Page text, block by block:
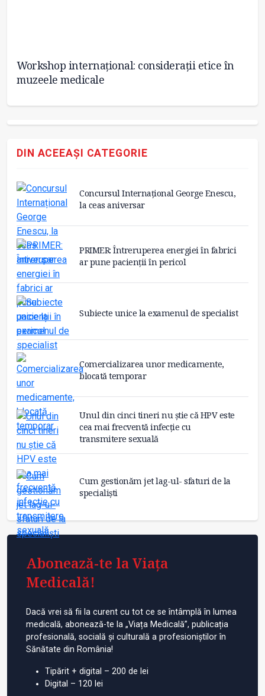
Workshop internațional: considerații etice în
muzeele medicale
DIN ACEEAȘI CATEGORIE
Concursul Internațional George Enescu,
la ceas aniversar
PRIMER: Întreruperea energiei în fabrici
ar pune pacienții în pericol
Subiecte unice la examenul de specialist
Comercializarea unor medicamente,
blocată temporar
Unul din cinci tineri nu știe că HPV este
cea mai frecventă infecție cu
transmitere sexuală
Cum gestionăm jet lag-ul- sfaturi de la
specialiști
Abonează-te la Viața
Medicală!
Dacă vrei să fii la curent cu tot ce se întâmplă în lumea
medicală, abonează-te la „Viața Medicală”, publicația
profesională, socială și culturală a profesioniștilor în
Sănătate din România!
Tipărit + digital – 200 de lei
Digital – 120 lei